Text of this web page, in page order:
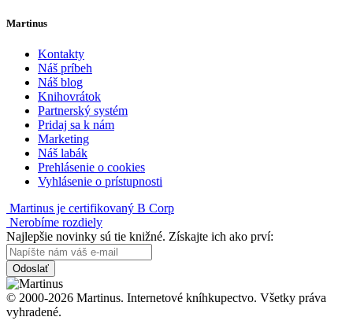
Martinus
Kontakty
Náš príbeh
Náš blog
Knihovrátok
Partnerský systém
Pridaj sa k nám
Marketing
Náš labák
Prehlásenie o cookies
Vyhlásenie o prístupnosti
Martinus je certifikovaný B Corp
Nerobíme rozdiely
Najlepšie novinky sú tie knižné. Získajte ich ako prví:
Odoslať
© 2000-2026 Martinus. Internetové kníhkupectvo. Všetky práva
vyhradené.